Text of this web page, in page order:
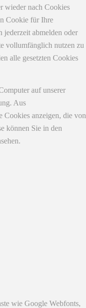
wieder nach Cookies
Cookie für Ihre
jederzeit abmelden oder
vollumfänglich nutzen zu
alle gesetzten Cookies
auf unserer
Aus
Cookies anzeigen, die von
können Sie in den
wie Google Webfonts,